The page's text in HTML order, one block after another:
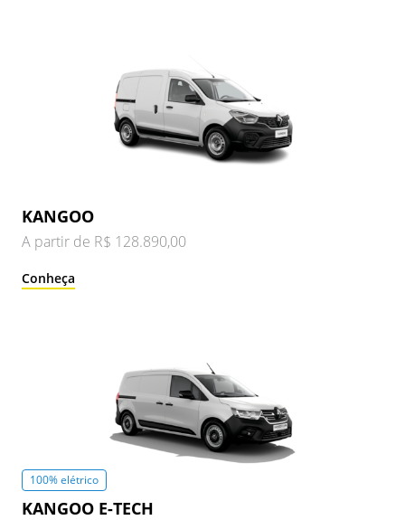
KANGOO
A partir de R$ 128.890,00
Conheça
100% elétrico
KANGOO E-TECH